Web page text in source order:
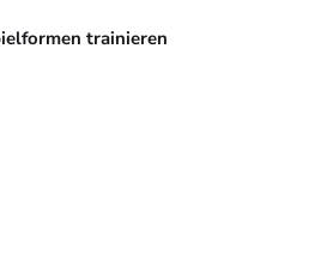
trainieren